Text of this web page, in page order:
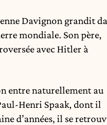
Davignon grandit
mondiale. Son père,
avec Hitler à
entre naturellement au
Henri Spaak, dont il
d’années, il se